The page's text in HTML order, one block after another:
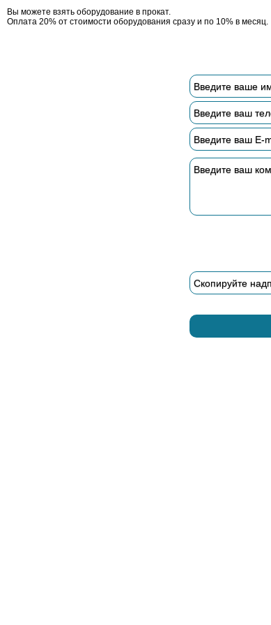
Вы можете взять оборудование в прокат.
Оплата 20% от стоимости оборудования сразу и по 10% в месяц.